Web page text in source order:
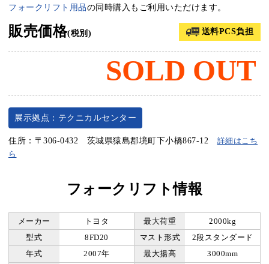
フォークリフト用品の同時購入もご利用いただけます。
展示拠点：テクニカルセンター
住所：〒306-0432 茨城県猿島郡境町下小橋867-12 詳細はこち
ら
フォークリフト情報
メーカー トヨタ 最大荷重
2000kg
型式
8FD20 マスト形式
2段スタンダード
年式
2007年 最大揚高
3000mm
販売価格(税別) 送料PCS負担
SOLD OUT